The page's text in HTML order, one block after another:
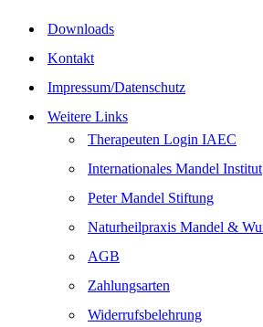
Downloads
Kontakt
Impressum/Datenschutz
Weitere Links
Therapeuten Login IAEC
Internationales Mandel Institut
Peter Mandel Stiftung
Naturheilpraxis Mandel &
AGB
Zahlungsarten
Widerrufsbelehrung